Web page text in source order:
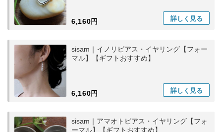
6,160円 詳しく 見る
sisam｜イノリピアス・イヤリング【フォー
マル】【ギフトおすすめ】
6,160円 詳しく 見る
sisam｜アマオトピアス・イヤリング【フォ
ーマル】【ギフトおすすめ】